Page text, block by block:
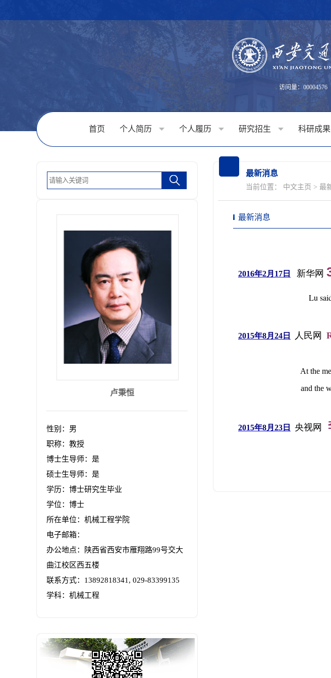
访问量：00004576
首页 个人简历 个人履历 研究招生 科研成果
卢秉恒
性别：男
职称：教授
博士生导师：是
硕士生导师：是
学历：博士研究生毕业
学位：博士
所在单位：机械工程学院
电子邮箱：
办公地点：陕西省西安市雁翔路99号交大
曲江校区西五楼
联系方式： 13892818341, 029-83399135
学科：机械工程
最新消息
当前位置： 中文主页 > 最
最新消息